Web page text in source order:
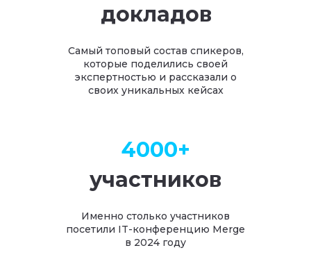
Именно столько участников
посетили IT-конференцию Merge
в 2024 году
4000+
участников
Самый топовый состав спикеров,
которые поделились своей
экспертностью и рассказали о
своих уникальных кейсах
докладов